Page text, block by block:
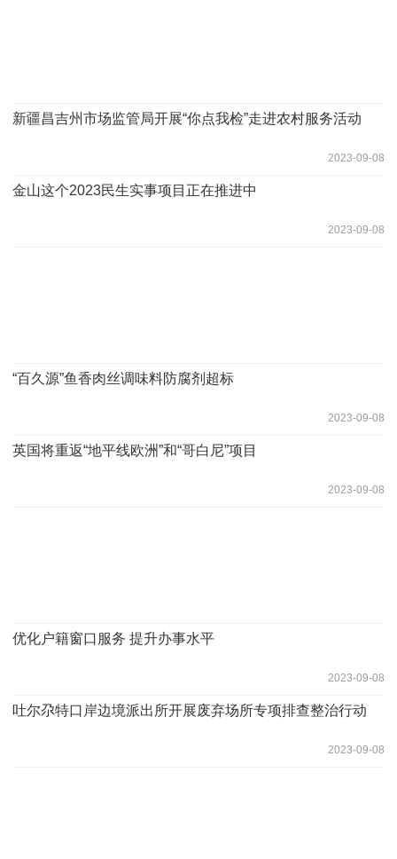
新疆昌吉州市场监管局开展“你点我检”走进农村服务活动
2023-09-08
金山这个2023民生实事项目正在推进中
2023-09-08
“百久源”鱼香肉丝调味料防腐剂超标
2023-09-08
英国将重返“地平线欧洲”和“哥白尼”项目
2023-09-08
优化户籍窗口服务 提升办事水平
2023-09-08
吐尔尕特口岸边境派出所开展废弃场所专项排查整治行动
2023-09-08